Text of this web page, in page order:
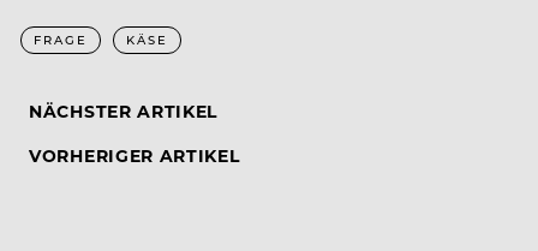
FRAGE KÄSE
NÄCHSTER ARTIKEL
VORHERIGER ARTIKEL